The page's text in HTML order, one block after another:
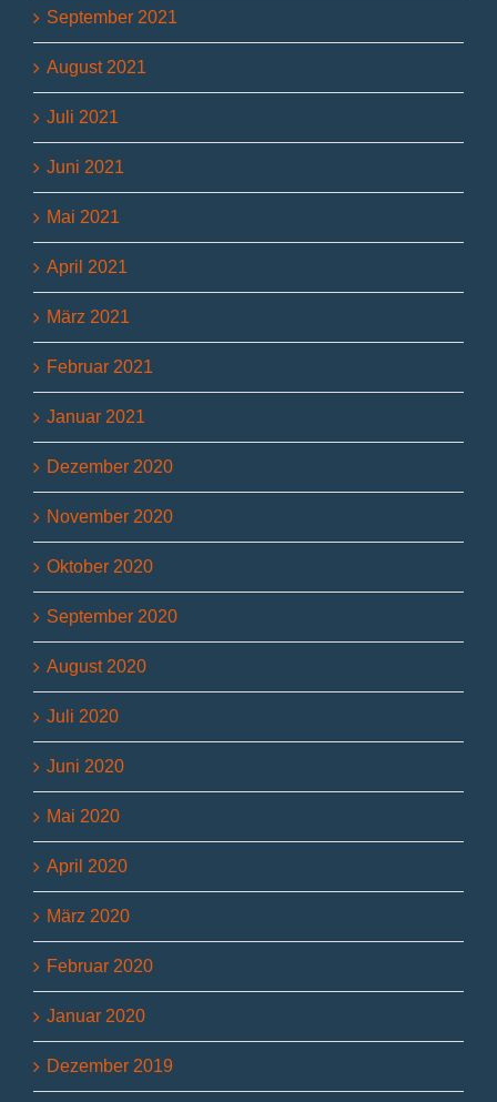
September 2021
August 2021
Juli 2021
Juni 2021
Mai 2021
April 2021
März 2021
Februar 2021
Januar 2021
Dezember 2020
November 2020
Oktober 2020
September 2020
August 2020
Juli 2020
Juni 2020
Mai 2020
April 2020
März 2020
Februar 2020
Januar 2020
Dezember 2019